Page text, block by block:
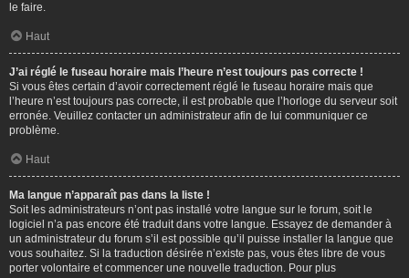
le faire.
Haut
J’ai réglé le fuseau horaire mais l’heure n’est toujours pas correcte !
Si vous êtes certain d’avoir correctement réglé le fuseau horaire mais que
l’heure n’est toujours pas correcte, il est probable que l’horloge du serveur soit
erronée. Veuillez contacter un administrateur afin de lui communiquer ce
problème.
Haut
Ma langue n’apparaît pas dans la liste !
Soit les administrateurs n’ont pas installé votre langue sur le forum, soit le
logiciel n’a pas encore été traduit dans votre langue. Essayez de demander à
un administrateur du forum s’il est possible qu’il puisse installer la langue que
vous souhaitez. Si la traduction désirée n’existe pas, vous êtes libre de vous
porter volontaire et commencer une nouvelle traduction. Pour plus